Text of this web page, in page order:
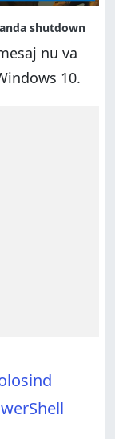
nu va
10.